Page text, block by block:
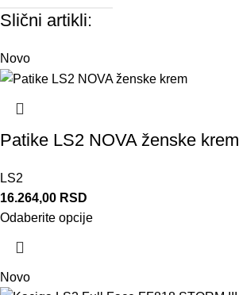
Slični artikli:
Novo
Patike LS2 NOVA ženske krem
LS2
16.264,00 RSD
Odaberite opcije
Novo